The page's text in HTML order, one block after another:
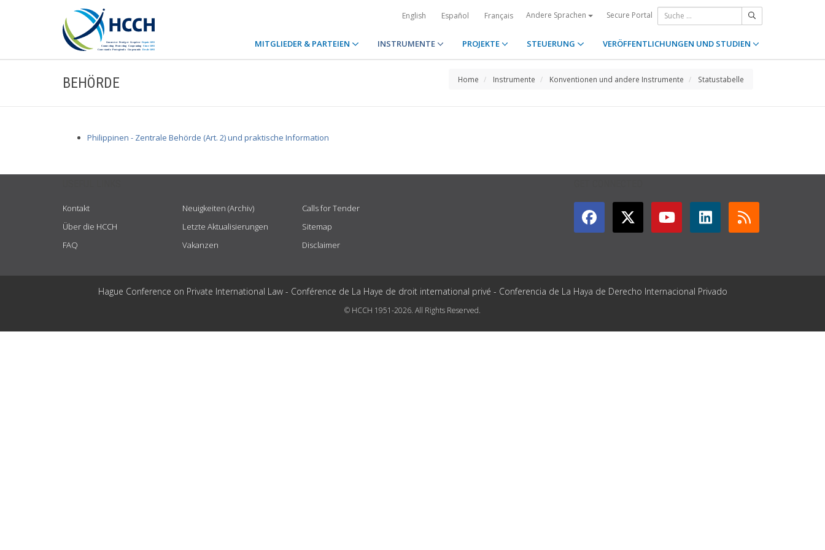
English Español Français Andere Sprachen Secure Portal
MITGLIEDER & PARTEIEN INSTRUMENTE PROJEKTE STEUERUNG VERÖFFENTLICHUNGEN UND STUDIEN
BEHÖRDE Home Instrumente Konventionen und andere Instrumente Statustabelle
Philippinen - Zentrale Behörde (Art. 2) und praktische Information
Kontakt
Über die HCCH
FAQ
Neuigkeiten (Archiv)
Letzte Aktualisierungen
Vakanzen
Calls for Tender
Sitemap
Disclaimer
Hague Conference on Private International Law - Conférence de La Haye de droit international privé - Conferencia de La Haya de Derecho Internacional Privado
© HCCH 1951-2026. All Rights Reserved.